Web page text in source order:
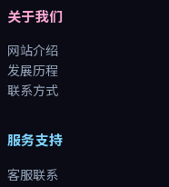
关于我们
网站介绍
发展历程
联系方式
服务支持
客服联系